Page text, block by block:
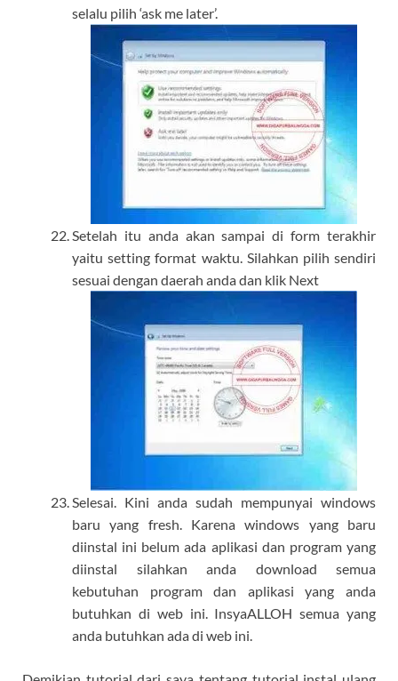
selalu pilih ‘ask me later’.
Setelah itu anda akan sampai di form terakhir
yaitu setting format waktu. Silahkan pilih sendiri
sesuai dengan daerah anda dan klik Next
Selesai. Kini anda sudah mempunyai windows
baru yang fresh. Karena windows yang baru
diinstal ini belum ada aplikasi dan program yang
diinstal silahkan anda download semua
kebutuhan program dan aplikasi yang anda
butuhkan di web ini. InsyaALLOH semua yang
anda butuhkan ada di web ini.